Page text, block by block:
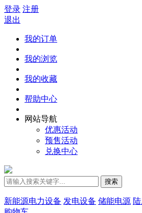
登录 注册
退出
我的订单
我的浏览
我的收藏
帮助中心
网站导航
优惠活动
预售活动
兑换中心
搜索
新能源电力设备 发电设备 储能电源